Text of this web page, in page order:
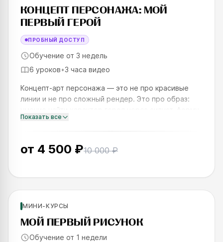
КОНЦЕПТ ПЕРСОНАЖА: МОЙ
ПЕРВЫЙ ГЕРОЙ
ПРОБНЫЙ ДОСТУП
Обучение от 3 недель
6 уроков•3 часа видео
Концепт-арт персонажа — это не про красивые
линии и не про сложный рендер. Это про образ:
умение найти характер героя через силуэт, форму
и знак — ещё до того, как вы взялись за детали. За
Показать все
от 4 500 ₽10 000 ₽
SKILLS UP
МИНИ-КУРСЫ
МОЙ ПЕРВЫЙ РИСУНОК
Обучение от 1 недели